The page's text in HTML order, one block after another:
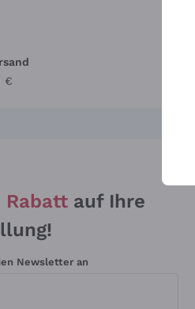
€
Rabatt auf Ihre
Newsletter an